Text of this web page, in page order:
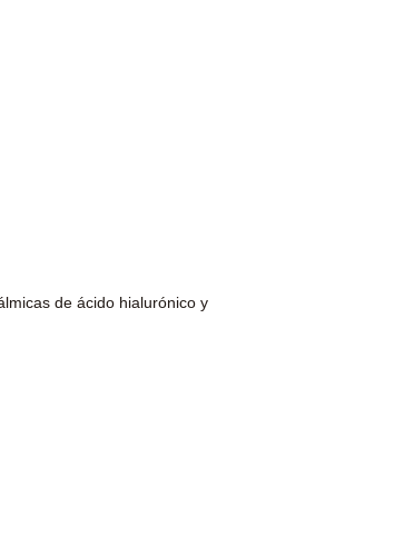
de ácido hialurónico y